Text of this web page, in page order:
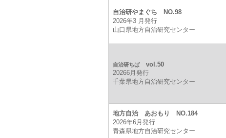
自治研やまぐち NO.98
2026年3 月発行
山口県地方自治研究センター
自治研ちばvol.50
20266月発行
千葉県地方自治研究センター
地方自治 あおもり NO.184
2026年6月発行
青森県地方自治研究センター